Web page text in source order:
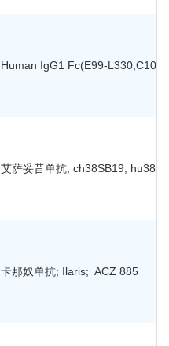
Human IgG1 Fc(E99-
艾萨妥昔单抗; ch38SB19;
卡那奴单抗; Ilaris; ACZ 885